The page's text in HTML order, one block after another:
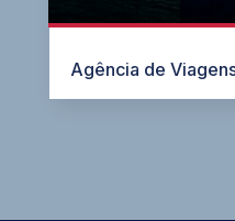
Agência de